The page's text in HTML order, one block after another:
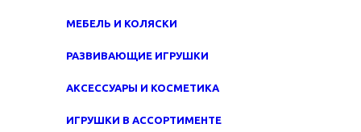
МЕБЕЛЬ И КОЛЯСКИ
РАЗВИВАЮЩИЕ ИГРУШКИ
АКСЕССУАРЫ И КОСМЕТИКА
ИГРУШКИ В АССОРТИМЕНТЕ